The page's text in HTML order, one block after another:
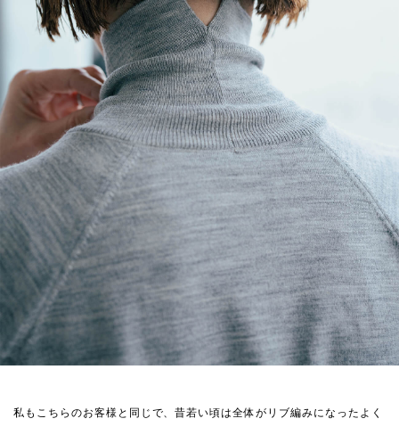
私もこちらのお客様と同じで、昔若い頃は全体がリブ編みになったよく